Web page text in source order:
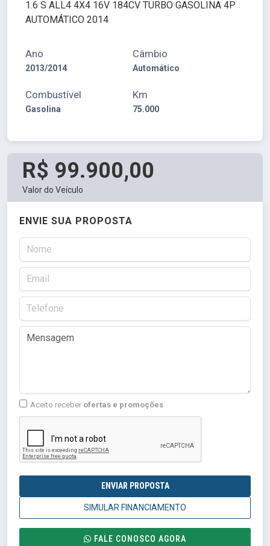
1.6 S ALL4 4X4 16V 184CV TURBO GASOLINA 4P
AUTOMÁTICO 2014
Ano
2013/2014
Câmbio
Automático
Combustível
Gasolina
Km
75.000
R$ 99.900,00
Valor do Veículo
ENVIE SUA PROPOSTA
Aceito receber ofertas e promoções
ENVIAR PROPOSTA
SIMULAR FINANCIAMENTO
FALE CONOSCO AGORA